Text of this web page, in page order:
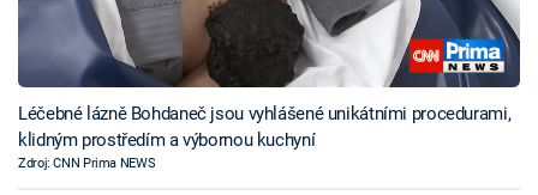
Léčebné lázně Bohdaneč jsou vyhlášené unikátními procedurami,
klidným prostředím a výbornou kuchyní
Zdroj: CNN Prima NEWS